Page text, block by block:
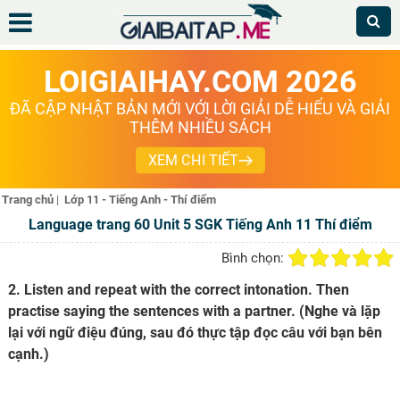
LOIGIAIHAY.COM 2026
ĐÃ CẬP NHẬT BẢN MỚI VỚI LỜI GIẢI DỄ HIỂU VÀ GIẢI
THÊM NHIỀU SÁCH
XEM CHI TIẾT
Trang chủ | Lớp 11 - Tiếng Anh - Thí điểm
Language trang 60 Unit 5 SGK Tiếng Anh 11 Thí điểm
Bình chọn:
2. Listen and repeat with the correct intonation. Then
practise saying the sentences with a partner. (Nghe và lặp
lại với ngữ điệu đúng, sau đó thực tập đọc câu với bạn bên
cạnh.)